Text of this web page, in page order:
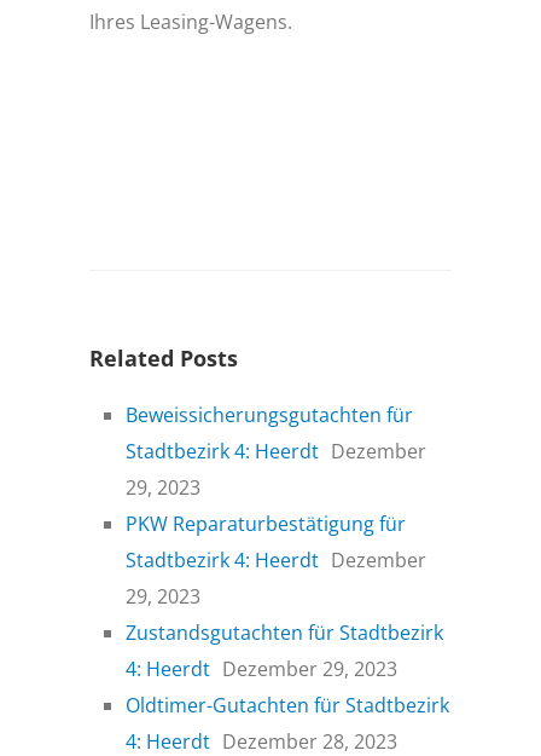
Ihres Leasing-Wagens.
Related Posts
Beweissicherungsgutachten für
Stadtbezirk 4: Heerdt Dezember
29, 2023
PKW Reparaturbestätigung für
Stadtbezirk 4: Heerdt Dezember
29, 2023
Zustandsgutachten für Stadtbezirk
4: Heerdt Dezember 29, 2023
Oldtimer-Gutachten für Stadtbezirk
4: Heerdt Dezember 28, 2023